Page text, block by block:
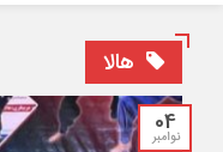
هالا
04
نوامبر